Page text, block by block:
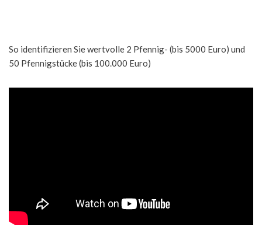
So identifizieren Sie wertvolle 2 Pfennig- (bis 5000 Euro) und
50 Pfennigstücke (bis 100.000 Euro)